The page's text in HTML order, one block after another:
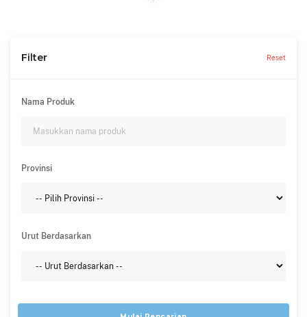
Filter Reset
Nama Produk
Provinsi
Urut Berdasarkan